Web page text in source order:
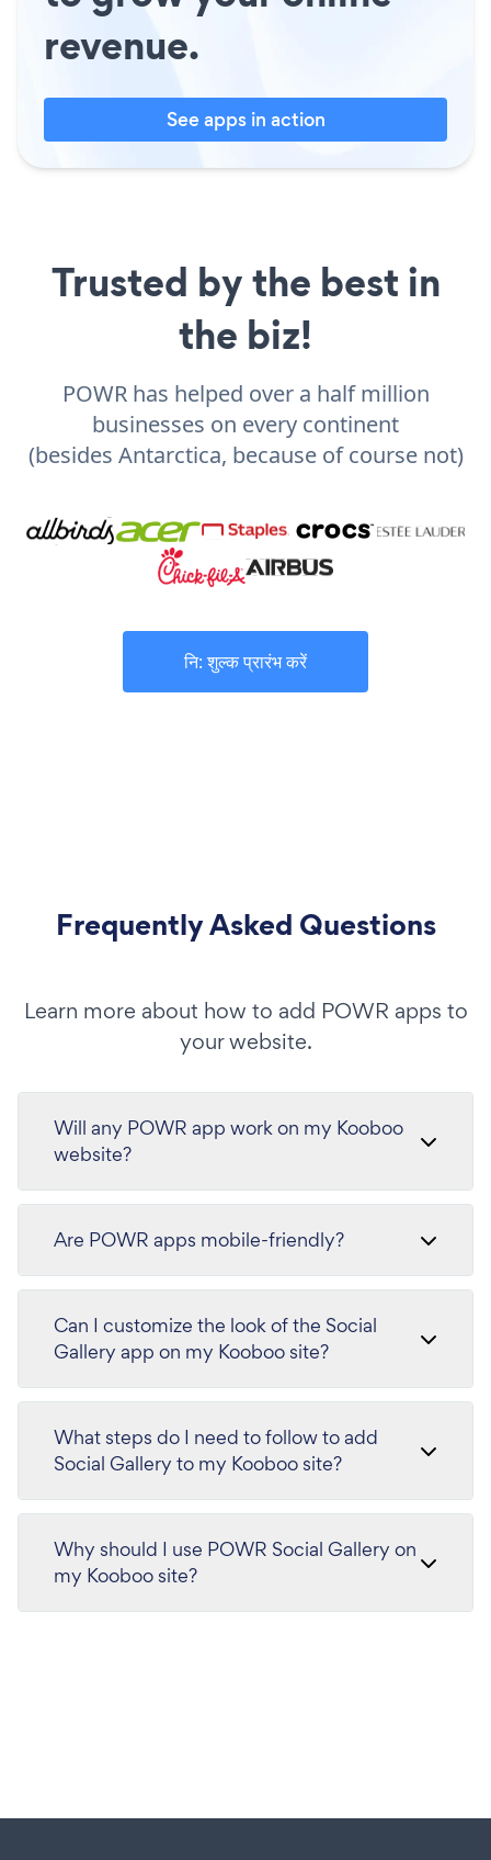
revenue.
See apps in action
Trusted by the best in
the biz!
POWR has helped over a half million
businesses on every continent
(besides Antarctica, because of course not)
नि: शुल्क प्रारंभ करें
Frequently Asked Questions
Learn more about how to add POWR apps to
your website.
Will any POWR app work on my Kooboo
website?
Are POWR apps mobile-friendly?
Can I customize the look of the Social
Gallery app on my Kooboo site?
What steps do I need to follow to add
Social Gallery to my Kooboo site?
Why should I use POWR Social Gallery on
my Kooboo site?